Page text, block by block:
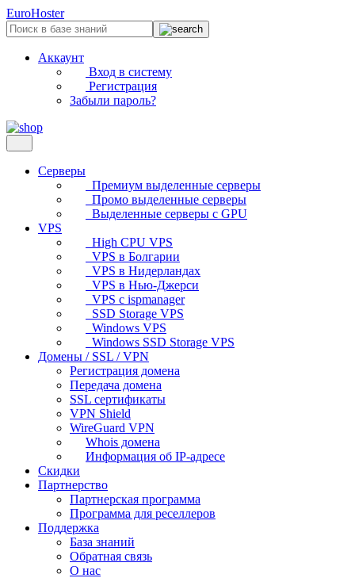
EuroHoster
Аккаунт
Вход в систему
Регистрация
Забыли пароль?
Серверы
Премиум выделенные серверы
Промо выделенные серверы
Выделенные серверы с GPU
VPS
High CPU VPS
VPS в Болгарии
VPS в Нидерландах
VPS в Нью-Джерси
VPS с ispmanager
SSD Storage VPS
Windows VPS
Windows SSD Storage VPS
Домены / SSL / VPN
Регистрация домена
Передача домена
SSL сертификаты
VPN Shield
WireGuard VPN
Whois домена
Информация об IP-адресе
Скидки
Партнерство
Партнерская программа
Программа для реселлеров
Поддержка
База знаний
Обратная связь
О нас